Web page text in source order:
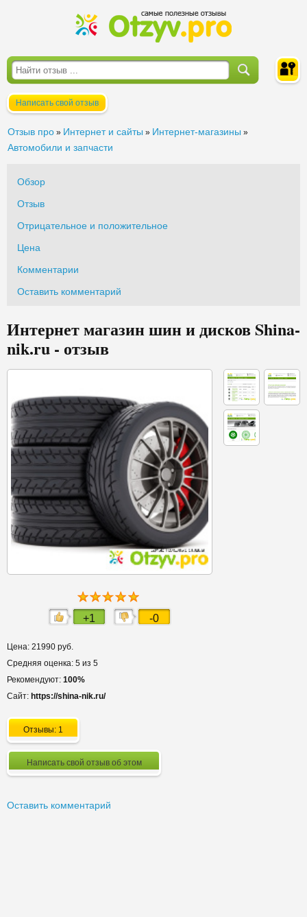
Написать свой отзыв
Отзыв про » Интернет и сайты » Интернет-магазины »
Автомобили и запчасти
Обзор
Отзыв
Отрицательное и положительное
Цена
Комментарии
Оставить комментарий
Интернет магазин шин и дисков Shina-
nik.ru - отзыв
+1 -0
Цена: 21990 руб.
Средняя оценка: 5 из 5
Рекомендуют: 100%
Сайт: https://shina-nik.ru/
Отзывы: 1
Написать свой отзыв об этом
Оставить комментарий